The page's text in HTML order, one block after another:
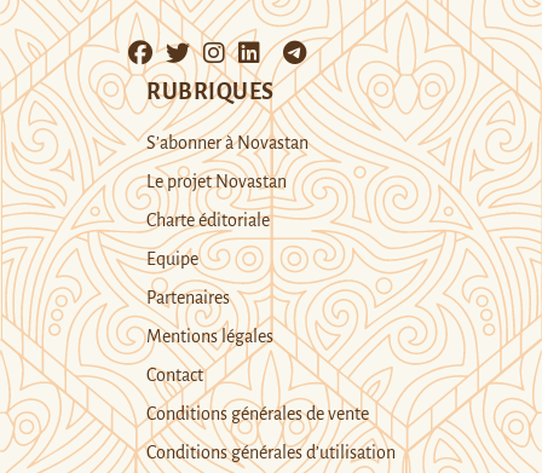
RUBRIQUES
S’abonner à Novastan
Le projet Novastan
Charte éditoriale
Equipe
Partenaires
Mentions légales
Contact
Conditions générales de vente
Conditions générales d’utilisation